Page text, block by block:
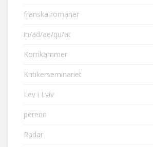
franska romaner
in/ad/ae/qu/at
Kornkammer
Kritikerseminariet
Lev i Lviv
perenn
Radar